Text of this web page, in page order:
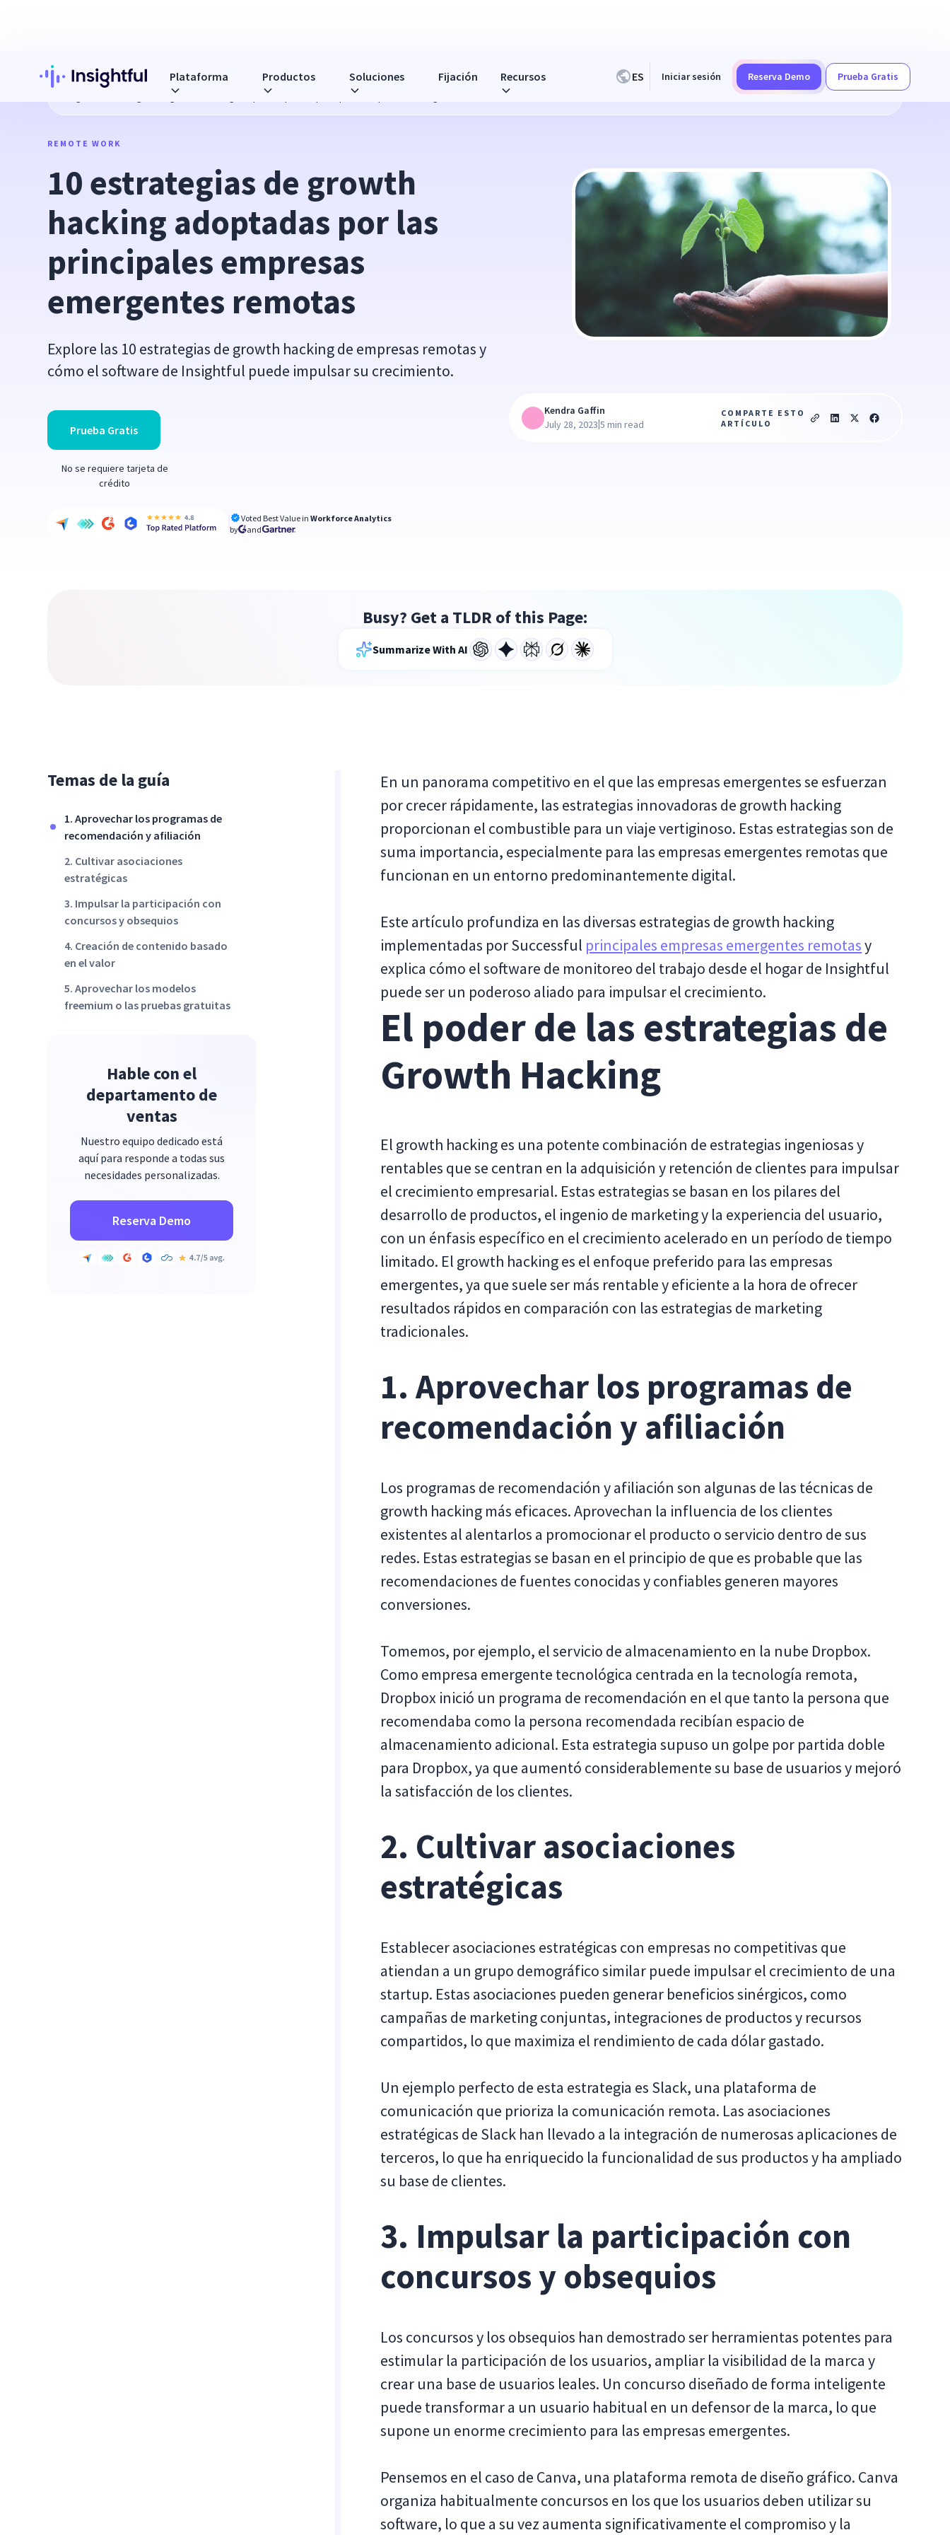
Plataforma Productos Soluciones Fijación Recursos ES Iniciar sesión Reserva Demo
Prueba Gratis
10 estrategias de growth hacking adoptadas por las principales empresas emergentes remotas
REMOTE WORK
10 estrategias de growth
hacking adoptadas por las
principales empresas
emergentes remotas
Explore las 10 estrategias de growth hacking de empresas remotas y
cómo el software de Insightful puede impulsar su crecimiento.
Prueba Gratis
No se requiere tarjeta de
crédito
Voted Best Value inWorkforce Analytics
by
and
Kendra Gaffin
July 28, 2023|5 min read
COMPARTE ESTO
ARTÍCULO
Busy? Get a TLDR of this Page:
Summarize With AI
Temas de la guía
1. Aprovechar los programas de
recomendación y afiliación
2. Cultivar asociaciones
estratégicas
3. Impulsar la participación con
concursos y obsequios
4. Creación de contenido basado
en el valor
5. Aprovechar los modelos
freemium o las pruebas gratuitas
marketing viral
8. Implementación de SEO y
marketing de contenidos
9. Gamificación
10. Construyendo una
comunidad
Hable con el
departamento de
ventas
Nuestro equipo dedicado está
aquí para responde a todas sus
necesidades personalizadas.
Reserva Demo
En un panorama competitivo en el que las empresas emergentes se esfuerzan
por crecer rápidamente, las estrategias innovadoras de growth hacking
proporcionan el combustible para un viaje vertiginoso. Estas estrategias son de
suma importancia, especialmente para las empresas emergentes remotas que
funcionan en un entorno predominantemente digital.
Este artículo profundiza en las diversas estrategias de growth hacking
implementadas por Successful principales empresas emergentes remotasy
explica cómo el software de monitoreo del trabajo desde el hogar de Insightful
puede ser un poderoso aliado para impulsar el crecimiento.
El poder de las estrategias de
Growth Hacking
El growth hacking es una potente combinación de estrategias ingeniosas y
rentables que se centran en la adquisición y retención de clientes para impulsar
el crecimiento empresarial. Estas estrategias se basan en los pilares del
desarrollo de productos, el ingenio de marketing y la experiencia del usuario,
con un énfasis específico en el crecimiento acelerado en un período de tiempo
limitado. El growth hacking es el enfoque preferido para las empresas
emergentes, ya que suele ser más rentable y eficiente a la hora de ofrecer
resultados rápidos en comparación con las estrategias de marketing
tradicionales.
1. Aprovechar los programas de
recomendación y afiliación
Los programas de recomendación y afiliación son algunas de las técnicas de
growth hacking más eficaces. Aprovechan la influencia de los clientes
existentes al alentarlos a promocionar el producto o servicio dentro de sus
redes. Estas estrategias se basan en el principio de que es probable que las
recomendaciones de fuentes conocidas y confiables generen mayores
conversiones.
Tomemos, por ejemplo, el servicio de almacenamiento en la nube Dropbox.
Como empresa emergente tecnológica centrada en la tecnología remota,
Dropbox inició un programa de recomendación en el que tanto la persona que
recomendaba como la persona recomendada recibían espacio de
almacenamiento adicional. Esta estrategia supuso un golpe por partida doble
para Dropbox, ya que aumentó considerablemente su base de usuarios y mejoró
la satisfacción de los clientes.
2. Cultivar asociaciones
estratégicas
Establecer asociaciones estratégicas con empresas no competitivas que
atiendan a un grupo demográfico similar puede impulsar el crecimiento de una
startup. Estas asociaciones pueden generar beneficios sinérgicos, como
campañas de marketing conjuntas, integraciones de productos y recursos
compartidos, lo que maximiza el rendimiento de cada dólar gastado.
Un ejemplo perfecto de esta estrategia es Slack, una plataforma de
comunicación que prioriza la comunicación remota. Las asociaciones
estratégicas de Slack han llevado a la integración de numerosas aplicaciones de
terceros, lo que ha enriquecido la funcionalidad de sus productos y ha ampliado
su base de clientes.
3. Impulsar la participación con
concursos y obsequios
Los concursos y los obsequios han demostrado ser herramientas potentes para
estimular la participación de los usuarios, ampliar la visibilidad de la marca y
crear una base de usuarios leales. Un concurso diseñado de forma inteligente
puede transformar a un usuario habitual en un defensor de la marca, lo que
supone un enorme crecimiento para las empresas emergentes.
Pensemos en el caso de Canva, una plataforma remota de diseño gráfico. Canva
organiza habitualmente concursos en los que los usuarios deben utilizar su
software, lo que a su vez aumenta significativamente el compromiso y la